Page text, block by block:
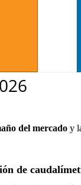
del mercado y
de